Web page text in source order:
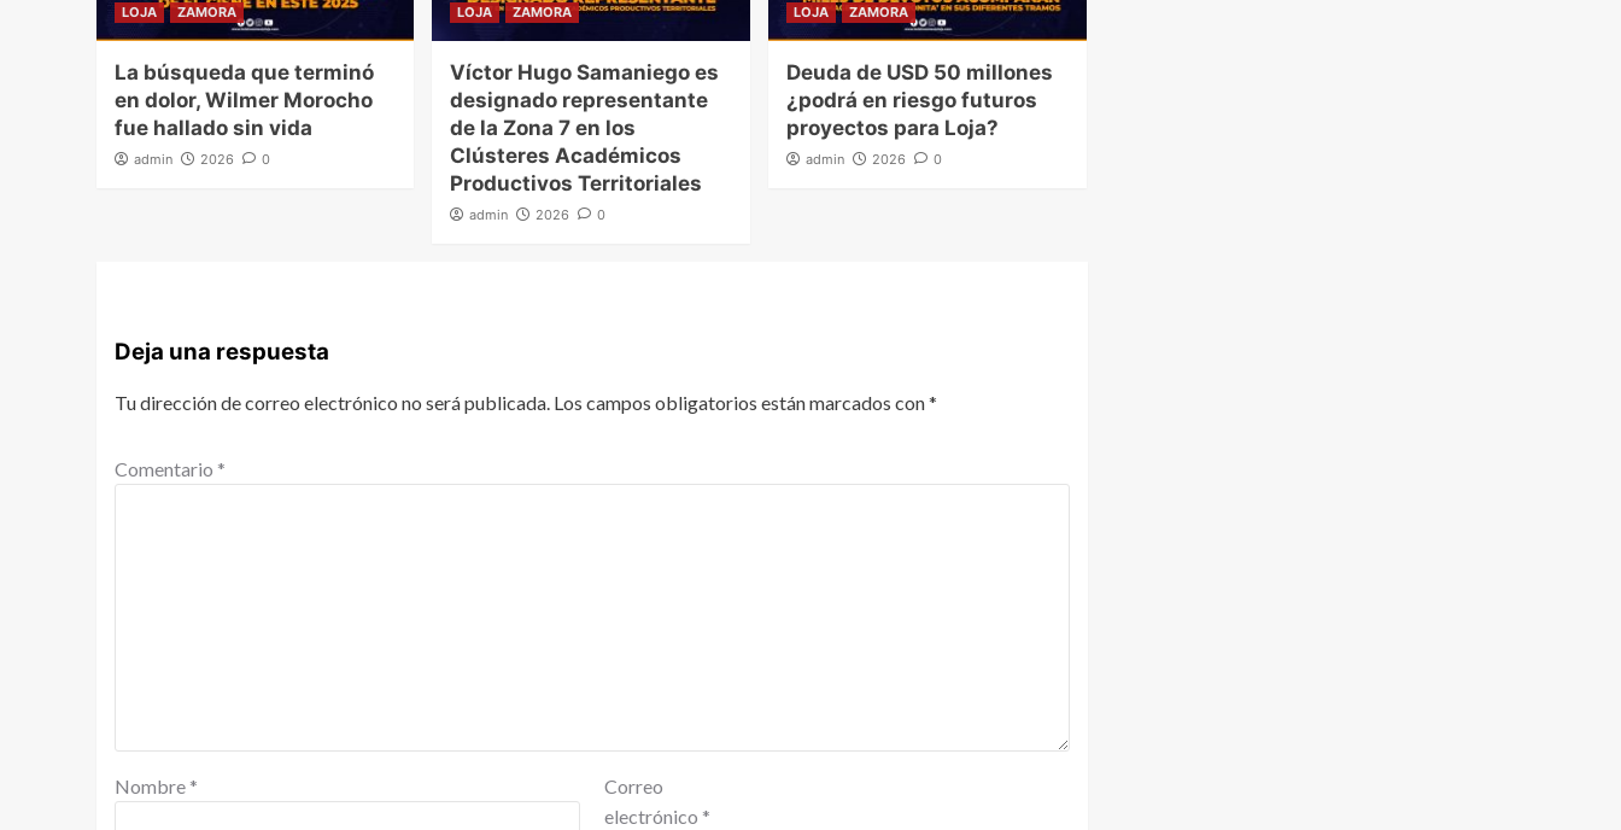
LOJA
ZAMORA
La búsqueda que terminó
en dolor, Wilmer Morocho
fue hallado sin vida
admin 2026 0
LOJA
ZAMORA
Víctor Hugo Samaniego es
designado representante
de la Zona 7 en los
Clústeres Académicos
Productivos Territoriales
admin 2026 0
LOJA
ZAMORA
Deuda de USD 50 millones
¿podrá en riesgo futuros
proyectos para Loja?
admin 2026 0
Deja una respuesta
Tu dirección de correo electrónico no será publicada. Los campos obligatorios están marcados con*
Comentario *
Nombre *
Correo
electrónico *